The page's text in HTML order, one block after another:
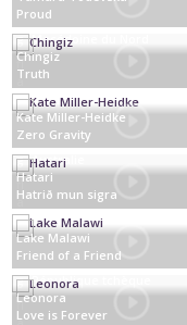
Macédoine du Nord
Proud
Azerbaïdjan
Chingiz
Truth
Australie
Kate Miller-Heidke
Zero Gravity
Islande
Hatari
Hatrið mun sigra
République tchèque
Lake Malawi
Friend of a Friend
Leonora
Love is Forever